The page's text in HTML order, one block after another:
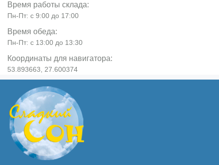
Время работы склада:
Пн-Пт: с 9:00 до 17:00
Время обеда:
Пн-Пт: с 13:00 до 13:30
Координаты для навигатора:
53.893663, 27.600374